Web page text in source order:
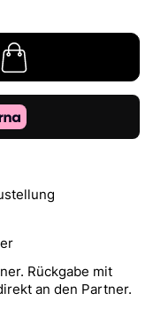
Rückgabe mit
an den Partner.